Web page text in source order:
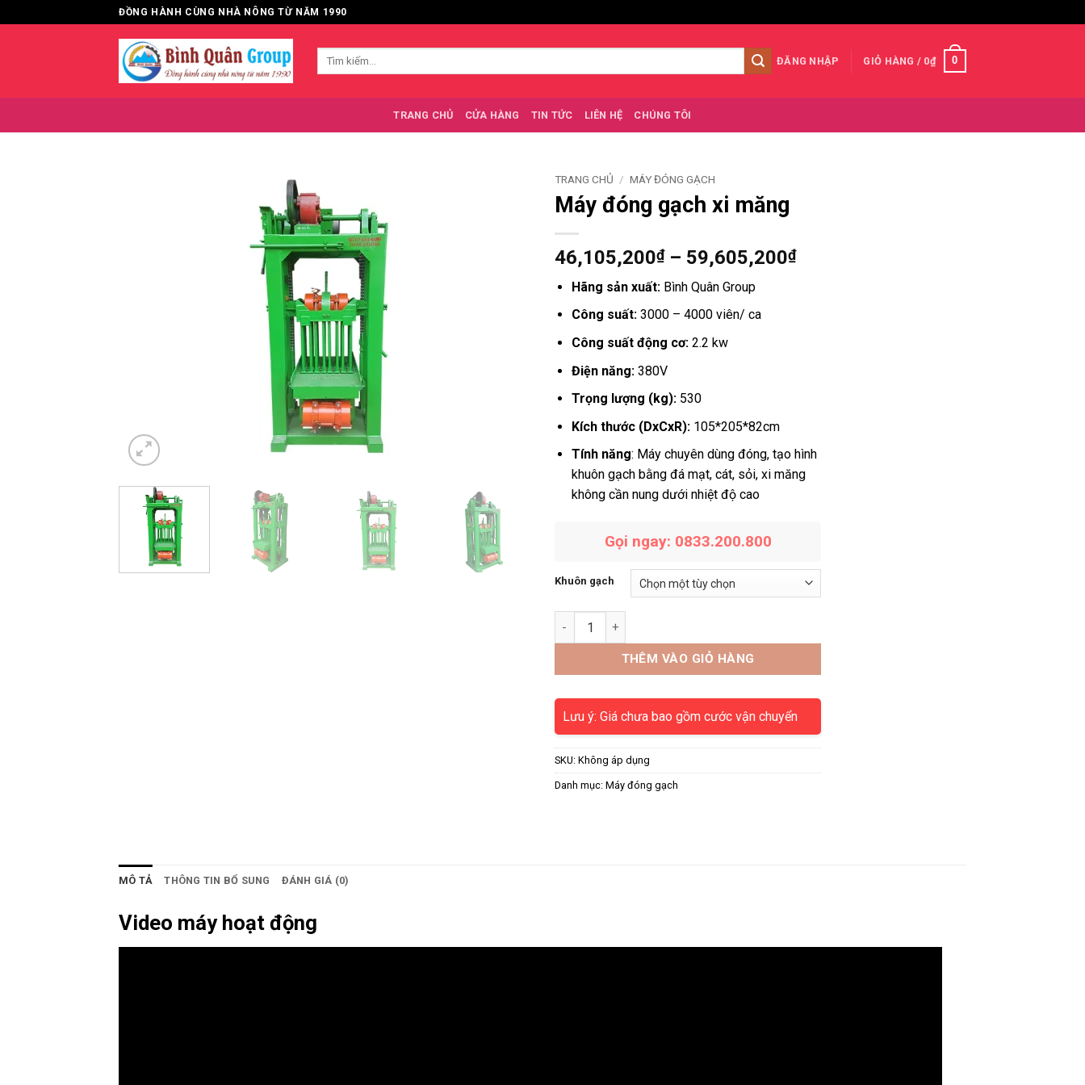
qua
ĐỒNG HÀNH CÙNG NHÀ NÔNG TỪ NĂM 1990
Tìm
ĐĂNG NHẬP GIỎ HÀNG / 0₫ 0
TRANG CHỦ CỬA HÀNG TIN TỨC LIÊN HỆ CHÚNG TÔI
TRANG CHỦ / MÁY ĐÓNG GẠCH
Máy đóng gạch xi măng
46,105,200₫ – 59,605,200₫Khoảng
Hãng sản xuất:Bình Quân Group
Công suất:3000 – 4000 viên/ ca
Công suất động cơ:2.2 kw
Điện năng:380V
Trọng lượng (kg):530
Kích thước (DxCxR):105*205*82cm
Tính năng: Máy chuyên dùng đóng, tạo hình
khuôn gạch bằng đá mạt, cát, sỏi, xi măng
không cần nung dưới nhiệt độ cao
Gọi ngay: 0833.200.800
Khuôn gạch
Máy đóng gạch xi măng số lượng
THÊM VÀO GIỎ HÀNG
Lưu ý: Giá chưa bao gồm cước vận chuyển
SKU: Không áp dụng
Danh mục: Máy đóng gạch
MÔ TẢ THÔNG TIN BỔ SUNG ĐÁNH GIÁ (0)
Video máy hoạt động